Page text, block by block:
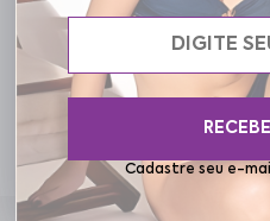
Especificações
Cadastre seu e-